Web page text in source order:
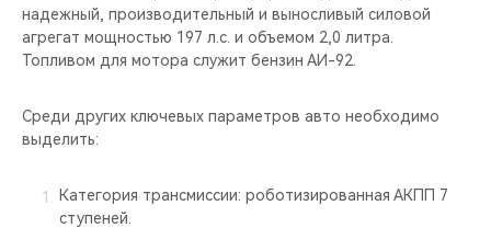
надежный, производительный и выносливый силовой
агрегат мощностью 197 л.c. и объемом 2,0 литра.
Топливом для мотора служит бензин АИ-92.
Среди других ключевых параметров авто необходимо
выделить:
Категория трансмиссии: роботизированная АКПП 7
ступеней.